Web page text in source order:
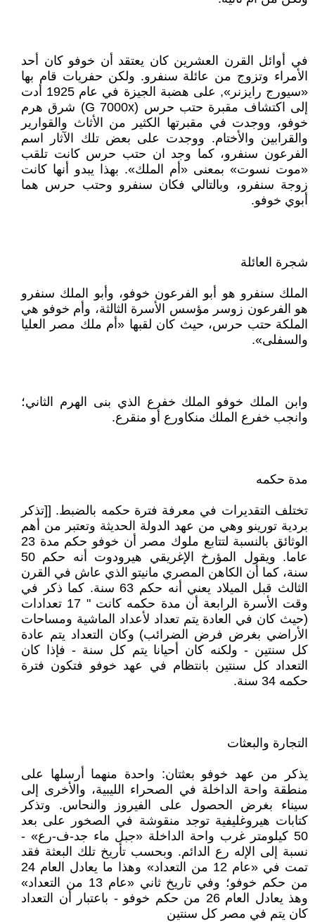
في أوائل القرن العشرين كان يعتقد أن خوفو كان أحد
الأمراء وتزوج من عائلة سنفرو. ولكن حفريات قام بها
«سيورج رايزنر», على هضبة الجيزة في عام 1925 أدت
إلى اكتشاف مقبرة حتب حرس (G 7000x) شرق هرم
خوفو، ووجدت في مقبرتها الكثير من الأثاث والقوارير
والقرابين والأختام. ووجدت على بعض تلك الآثار اسم
الفرعون سنفرو، كما وجد ان حتب حرس كانت تلقب
«موت نسوت» بمعنى «أم الملك». بهذا يبدو أنها كانت
زوجة سنفرو، وبالتالي فكان سنفرو وحتب حرس هما
أبوي خوفو.
شجرة العائلة
الملك سنفرو هو أبو الفرعون خوفو، وأبو الملك سنفرو
هو الفرعون زوسر مؤسس الأسرة الثالثة، وأم خوفو هي
الملكة حتب حرس، حيث كان لقبها «أم ملك مصر العليا
والسفلى».
وابن الملك خوفو الملك خفرع الذي بنى الهرم الثاني؛
وانجب خفرع الملك منكاورع أو منقرع.
مدة حكمه
تختلف التقديرات في معرفة فترة حكمه بالضبط. [[تذكر
بردية تورينو وهي من عهد الدولة الحديثة وتعتبر من أهم
الوثائق بالنسبة لتتابع ملوك مصر أن خوفو حكم مدة 23
عاما. ويقول المؤرخ الإغريقي هيرودوت أنه حكم 50
سنة، كما أن الكاهن المصري مانيتو الذي عاش في القرن
الثالث قبل الميلاد يعني أنه حكم 63 سنة. كما ذكر في
وقت الأسرة الرابعة أن مدة حكمه كانت " 17 تعدادات
(حيث كان في العادة يتم تعداد لأعداد الماشية ومساحات
الأراضي بغرض فرض الضرائب) وكان التعداد يتم عادة
كل سنتين - ولكنه كان أحيانا يتم كل سنة - فإذا كان
التعداد كل سنتين بانتظام في عهد خوفو فتكون فترة
حكمه 34 سنة.
التجارة والبعثات
يذكر من عهد خوفو بعثتان: واحدة منهما أرسلها على
منطقة واحة الداخلة في الصحراء الليبية، والأخرى إلى
سيناء بغرض الحصول على الفيروز والنحاس. وتذكر
كتابات هيروغليفية توجد منقوشة في الصخور على بعد
50 كيلومتر غرب واحة الداخلة «جبل ماء جد-ف-رع» -
نسبة إلى الإله رع الدائم. وبحسب تأريخ تلك البعثة فقد
تمت في «عام 12 من التعداد» وهذا ما يعادل العام 24
من حكم خوفو؛ وفي تاريخ ثاني «عام 13 من التعداد»
وهذ يعادل العام 26 من حكم خوفو - باعتبار أن التعداد
كان يتم في مصر كل سنتين